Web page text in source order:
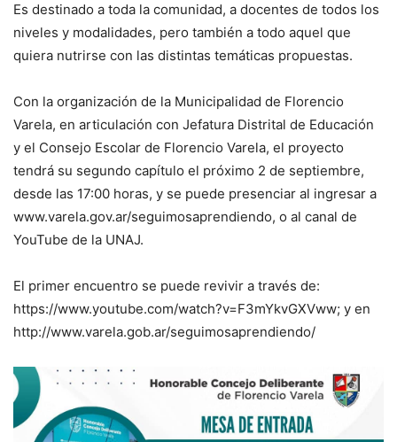
Es destinado a toda la comunidad, a docentes de todos los
niveles y modalidades, pero también a todo aquel que
quiera nutrirse con las distintas temáticas propuestas.
Con la organización de la Municipalidad de Florencio
Varela, en articulación con Jefatura Distrital de Educación
y el Consejo Escolar de Florencio Varela, el proyecto
tendrá su segundo capítulo el próximo 2 de septiembre,
desde las 17:00 horas, y se puede presenciar al ingresar a
www.varela.gov.ar/seguimosaprendiendo, o al canal de
YouTube de la UNAJ.
El primer encuentro se puede revivir a través de:
https://www.youtube.com/watch?v=F3mYkvGXVww; y en
http://www.varela.gob.ar/seguimosaprendiendo/